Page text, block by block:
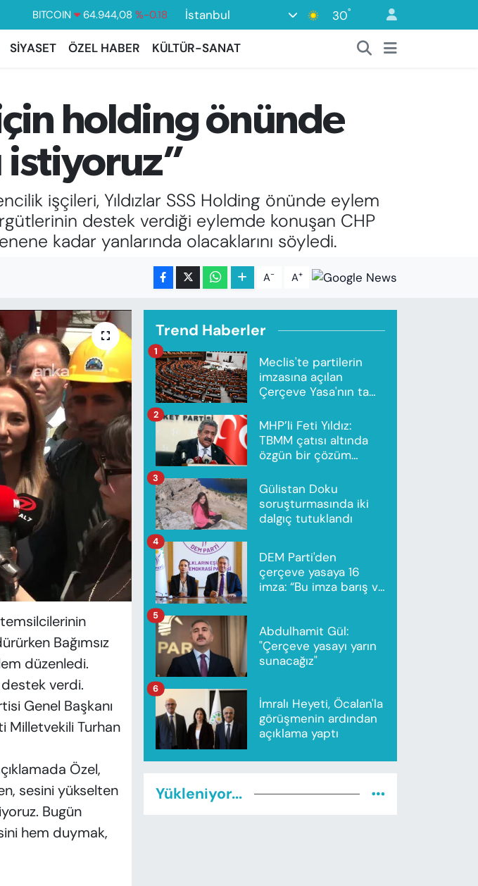
DOLAR 47,7436 %0.18
EURO
55,2510 %0.32
BİST100
13.779
%-14
BITCOIN
İstanbul 30°
SİYASET ÖZEL HABER KÜLTÜR-SANAT
holding önünde
istiyoruz”
işçileri, Yıldızlar SSS Holding önünde eylem
destek verdiği eylemde konuşan CHP
kadar yanlarında olacaklarını söyledi.
A- A+
Bağımsız
düzenledi.
verdi.
Genel Başkanı
Milletvekili Turhan
Özel,
sesini yükselten
Bugün
hem duymak,
Trend Haberler
Meclis'te partilerin
imzasına açılan
Çerçeve Yasa'nın tam
1
MHP’li Feti Yıldız:
TBMM çatısı altında
özgün bir çözüm
2
Gülistan Doku
soruşturmasında iki
dalgıç tutuklandı
3
DEM Parti'den
çerçeve yasaya 16
imza: “Bu imza barış ve
4
Abdulhamit Gül:
"Çerçeve yasayı yarın
sunacağız"
5
İmralı Heyeti, Öcalan'la
görüşmenin ardından
açıklama yaptı
6
Yükleniyor...